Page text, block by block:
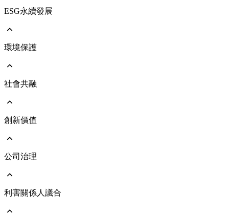
ESG永續發展
前往 ESG永續發展
響應國際倡議
執行成果亮點
環境保護
前往 環境保護
能源與氣體管理
社會共融
前往 社會共融
人權管理
社會與人文關懷
創新價值
前往 創新價值
公司治理
前往 公司治理
利害關係人議合